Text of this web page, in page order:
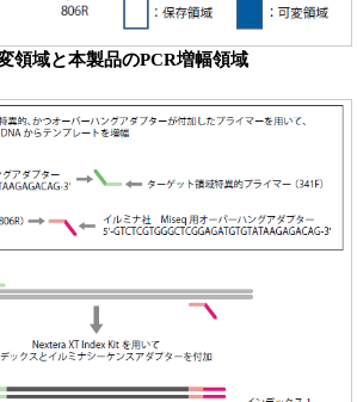
領域と本製品のPCR増幅領域